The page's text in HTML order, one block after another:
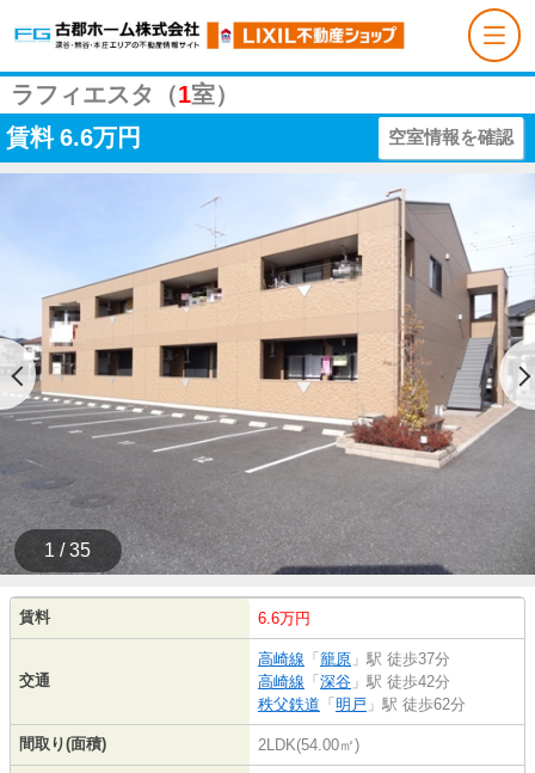
ラフィエスタ（1室）
賃料 6.6万円 空室情報を確認
1 / 35
賃料 6.6万円
交通
高崎線 「 籠原 」駅 徒歩37分
高崎線 「 深谷 」駅 徒歩42分
秩父鉄道 「 明戸 」駅 徒歩62分
間取り(面積) 2LDK(54.00㎡)